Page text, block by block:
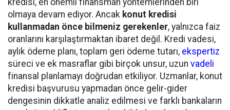
kredisi, en önemli finansman yöntemlerinden biri
olmaya devam ediyor. Ancak konut kredisi
kullanmadan önce bilmeniz gerekenler, yalnızca faiz
oranlarını karşılaştırmaktan ibaret değil. Kredi vadesi,
aylık ödeme planı, toplam geri ödeme tutarı, ekspertiz
süreci ve ek masraflar gibi birçok unsur, uzun vadeli
finansal planlamayı doğrudan etkiliyor. Uzmanlar, konut
kredisi başvurusu yapmadan önce gelir-gider
dengesinin dikkatle analiz edilmesi ve farklı bankaların